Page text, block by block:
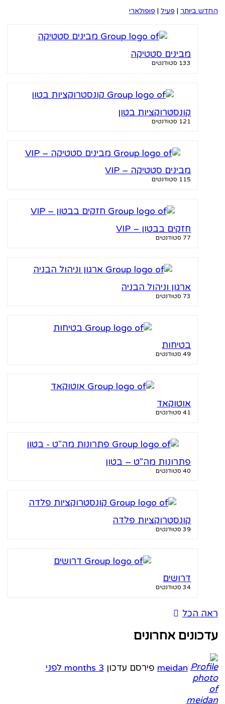
ביותר | פעיל | פופולארי
מבינים סטטיקה
קונסטרוקציות בטון
מבינים סטטיקה – VIP
חזקים בבטון – VIP
ארגון וניהול הבניה
בטיחות
אוטוקאד
פתרונות מה”ט – בטון
קונסטרוקציות פלדה
דרושים
הכל
אחרונים
meidanפירסם עדכון3 months לפני